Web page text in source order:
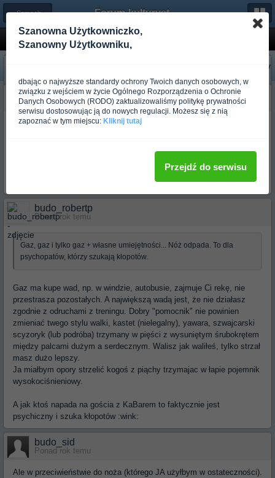
← Samoobrona Forum-kulturystyka.pl
z czym bezpiecznie po miescie
Poprzedni
Następny
»
budo_brave heart
Ponad rok temu
Sid nie nazywaj mnie psychopatą, ja nie chodzę i nie zabijam ludzi
klienci szukający ofiar powinni wiedziec ze i dla nich moze to sie zle
budo_robertp
Ponad rok temu
Gaz, gaz i tylko gaz + własne umiejętności... Nóż odpada. To dla
psychopatów, którzy szukają kłopotów.
Gaz ma kupe wad, np. w windzie, autobusie, zajmuje Ci rekę, nie
przestrasza pozostałych. A największą wadą jest, że nie działasz
zgodnie z odruchami z treningu. Dobry "pomocnik" nie powinien
zmieniać twego stylu walki, kastet (nielegalny), yawara, szwajcarski
scyzoryk (lub podróba) trzymany w pięści z wysuniętym śrubokrętem
między palcami dużym a serdecznym. Walisz jak waliłeś, tylko strzał
masz dużo lepszy.
Ja miałbym opory strzelić kogoś z piąchy trzymajac w łapie pojemnik
wysokociśnieniowy.
A jak ktoś napada na gościa z KaBarem to faktycznie jest
psychiczny i szuka kłopotów :wink:
budo_sid
Ponad rok temu
Ale w przeciwieństwie do noża (którego JA użyłbym w ostateczności).
Szanowna Użytkowniczko,
Szanowny Użytkowniku,
dbając o najwyższe standardy ochrony Twoich danych osobowych, w
związku z wejściem w życie Ogólnego Rozporządzenia o Ochronie
Danych Osobowych (RODO) zaktualizowaliśmy politykę prywatności
serwisu dostosowując ją do nowych regulacji. Możesz się z nią
zapoznać w tym miejscu: Kliknij tutaj
Przejdź do serwisu